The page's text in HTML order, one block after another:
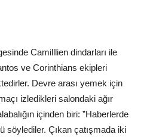
Camilllien dindarları ile
ve Corinthians ekipleri
Devre arası yemek için
izledikleri salondaki ağır
içinden biri: ”Haberlerde
söylediler. Çıkan çatışmada iki